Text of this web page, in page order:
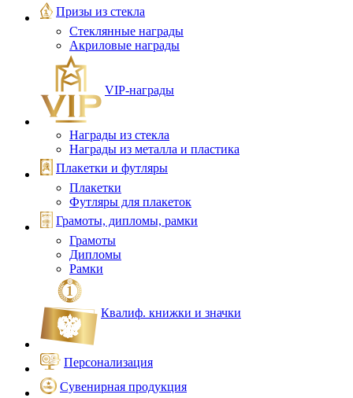
Призы из стекла
Стеклянные награды
Акриловые награды
VIP‑награды
Награды из стекла
Награды из металла и пластика
Плакетки и футляры
Плакетки
Футляры для плакеток
Грамоты, дипломы, рамки
Грамоты
Дипломы
Рамки
Квалиф. книжки и значки
Персонализация
Сувенирная продукция